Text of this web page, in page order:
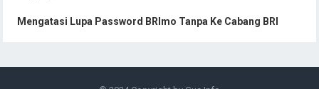
Mengatasi Lupa Password BRImo Tanpa Ke Cabang BRI